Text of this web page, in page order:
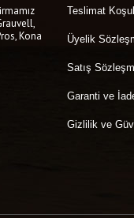
Kona
Teslimat
Üyelik
Satış
Garanti ve
Gizlilik ve